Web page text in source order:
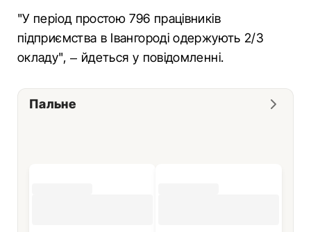
"У період простою 796 працівників
підприємства в Івангороді одержують 2/3
окладу", – йдеться у повідомленні.
Пальне